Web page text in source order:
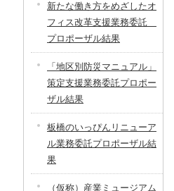
新たな働き方をめざしたオ
フィス改革支援業務委託
プロポーザル結果
「地区別防災マニュアル」
策定支援業務委託プロポー
ザル結果
板橋のいっぴんリニューア
ル業務委託プロポーザル結
果
（仮称）産業ミュージアム